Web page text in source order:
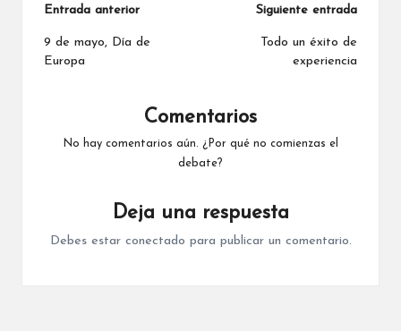
Navegación
de
entradas
Entrada anterior
9 de mayo, Día de
Europa
Siguiente entrada
Todo un éxito de
experiencia
Comentarios
No hay comentarios aún. ¿Por qué no comienzas el
debate?
Deja una respuesta
Debes estar conectado para publicar un comentario.